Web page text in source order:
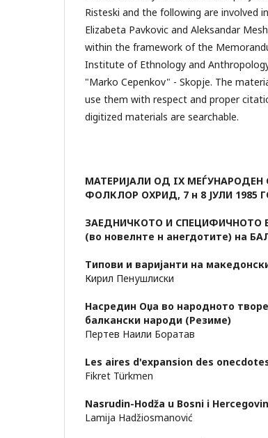
Risteski and the following are involved
Elizabeta Pavkovic and Aleksandar
within the framework of the
Institute of Ethnology and
"Marko Cepenkov" - Skopje. The
use them with respect and proper
digitized materials are searchable.
МАТЕРИЈАЛИ ОД IX
ФОЛКЛОР ОХРИД, 7 н 8 ЈУЛИ 1985
ЗАЕДНИЧКОТО И СПЕЦИФИЧНОТО
(во новелнте н анегдотите) на
Типови и варијанти на
Кирил Пенушлиски
Насредин Оџа во народното
балкански народи (Резиме)
Пертев Наили Боратав
Les aires d'expansion des
Fikret Türkmen
Nasrudin-Hodža u Bosni i
Lamija Hadžiosmanović